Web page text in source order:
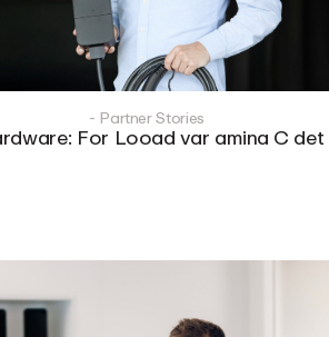
- Partner Stories
For Looad var amina C det